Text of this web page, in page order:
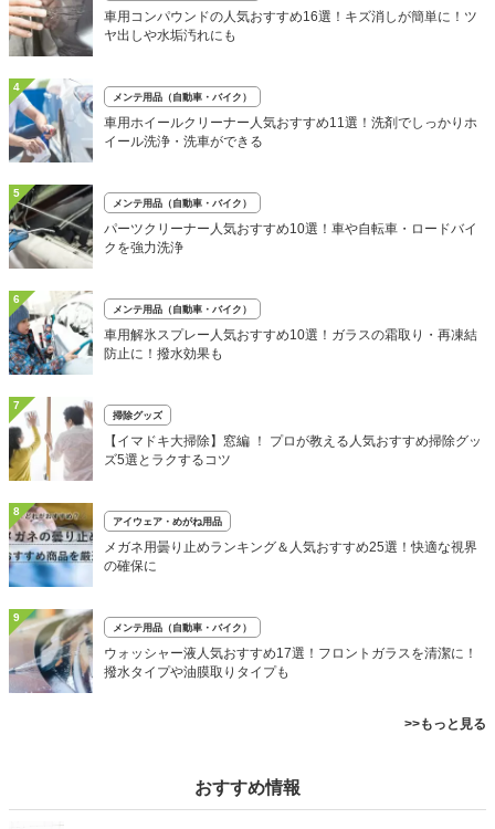
車用コンパウンドの人気おすすめ16選！キズ消しが簡単に！ツ
ヤ出しや水垢汚れにも
4
メンテ用品（自動車・バイク）
車用ホイールクリーナー人気おすすめ11選！洗剤でしっかりホ
イール洗浄・洗車ができる
5
メンテ用品（自動車・バイク）
パーツクリーナー人気おすすめ10選！車や自転車・ロードバイ
クを強力洗浄
6
メンテ用品（自動車・バイク）
車用解氷スプレー人気おすすめ10選！ガラスの霜取り・再凍結
防止に！撥水効果も
7
掃除グッズ
【イマドキ大掃除】窓編 ！ プロが教える人気おすすめ掃除グッ
ズ5選とラクするコツ
8
アイウェア・めがね用品
メガネ用曇り止めランキング＆人気おすすめ25選！快適な視界
の確保に
9
メンテ用品（自動車・バイク）
ウォッシャー液人気おすすめ17選！フロントガラスを清潔に！
撥水タイプや油膜取りタイプも
>>もっと見る
おすすめ情報